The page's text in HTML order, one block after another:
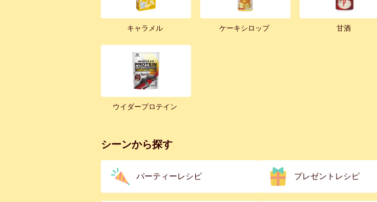
キャラメル ケーキシロップ 甘酒
ウイダープロテイン
シーンから探す
パーティーレシピ プレゼントレシピ